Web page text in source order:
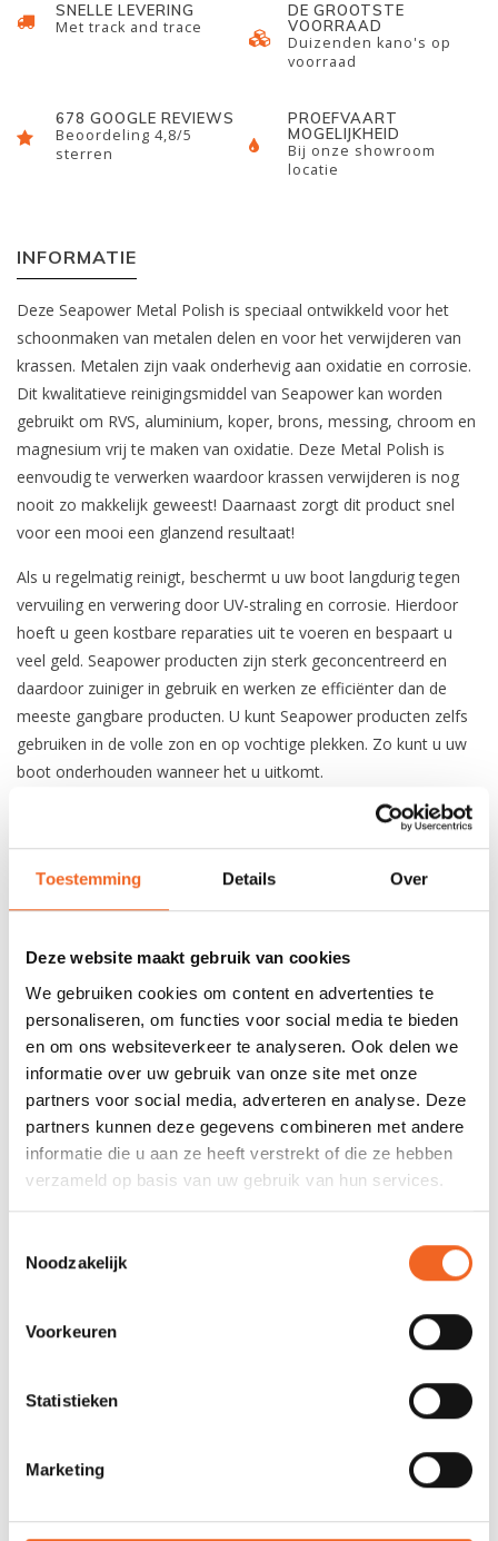
Toestemming Details Over
Deze website maakt gebruik van cookies
We gebruiken cookies om content en advertenties te
personaliseren, om functies voor social media te bieden
en om ons websiteverkeer te analyseren. Ook delen we
informatie over uw gebruik van onze site met onze
partners voor social media, adverteren en analyse. Deze
partners kunnen deze gegevens combineren met andere
informatie die u aan ze heeft verstrekt of die ze hebben
verzameld op basis van uw gebruik van hun services.
Noodzakelijk
Voorkeuren
Statistieken
Marketing
SNELLE LEVERING
Met track and trace
DE GROOTSTE
VOORRAAD
Duizenden kano's op
voorraad
678 GOOGLE REVIEWS
Beoordeling 4,8/5
sterren
PROEFVAART
MOGELIJKHEID
Bij onze showroom
locatie
INFORMATIE
Deze Seapower Metal Polish is speciaal ontwikkeld voor het
schoonmaken van metalen delen en voor het verwijderen van
krassen. Metalen zijn vaak onderhevig aan oxidatie en corrosie.
Dit kwalitatieve reinigingsmiddel van Seapower kan worden
gebruikt om RVS, aluminium, koper, brons, messing, chroom en
magnesium vrij te maken van oxidatie. Deze Metal Polish is
eenvoudig te verwerken waardoor krassen verwijderen is nog
nooit zo makkelijk geweest! Daarnaast zorgt dit product snel
voor een mooi een glanzend resultaat!
Als u regelmatig reinigt, beschermt u uw boot langdurig tegen
vervuiling en verwering door UV-straling en corrosie. Hierdoor
hoeft u geen kostbare reparaties uit te voeren en bespaart u
veel geld. Seapower producten zijn sterk geconcentreerd en
daardoor zuiniger in gebruik en werken ze efficiënter dan de
meeste gangbare producten. U kunt Seapower producten zelfs
gebruiken in de volle zon en op vochtige plekken. Zo kunt u uw
boot onderhouden wanneer het u uitkomt.
Gebruik een zachte schone doek om het
Voor een hoog gepolijst resultaat wrijft u de Metal
Polish in totdat deze bijna droog is.
Wanneer de Metal Polish volledig is opgedroogd
polijst u het oppervlak voor een laatste keer met
een schone, droge doek.
REVIEWS
Nog niet gewaardeerd
0 sterren op basis van 0 beoordelingen
GERELATEERDE PRODUCTEN